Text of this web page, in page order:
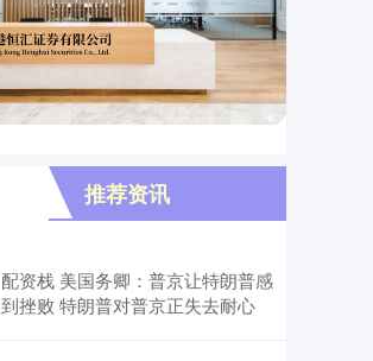
推荐资讯
配资栈 美国务卿：普京让特朗普感
到挫败 特朗普对普京正失去耐心